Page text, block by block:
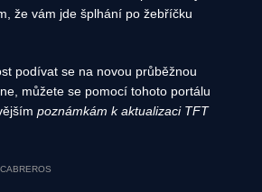
že vám jde šplhání po žebříčku
podívat se na novou průběžnou
můžete se pomocí tohoto portálu
poznámkám k aktualizaci TFT